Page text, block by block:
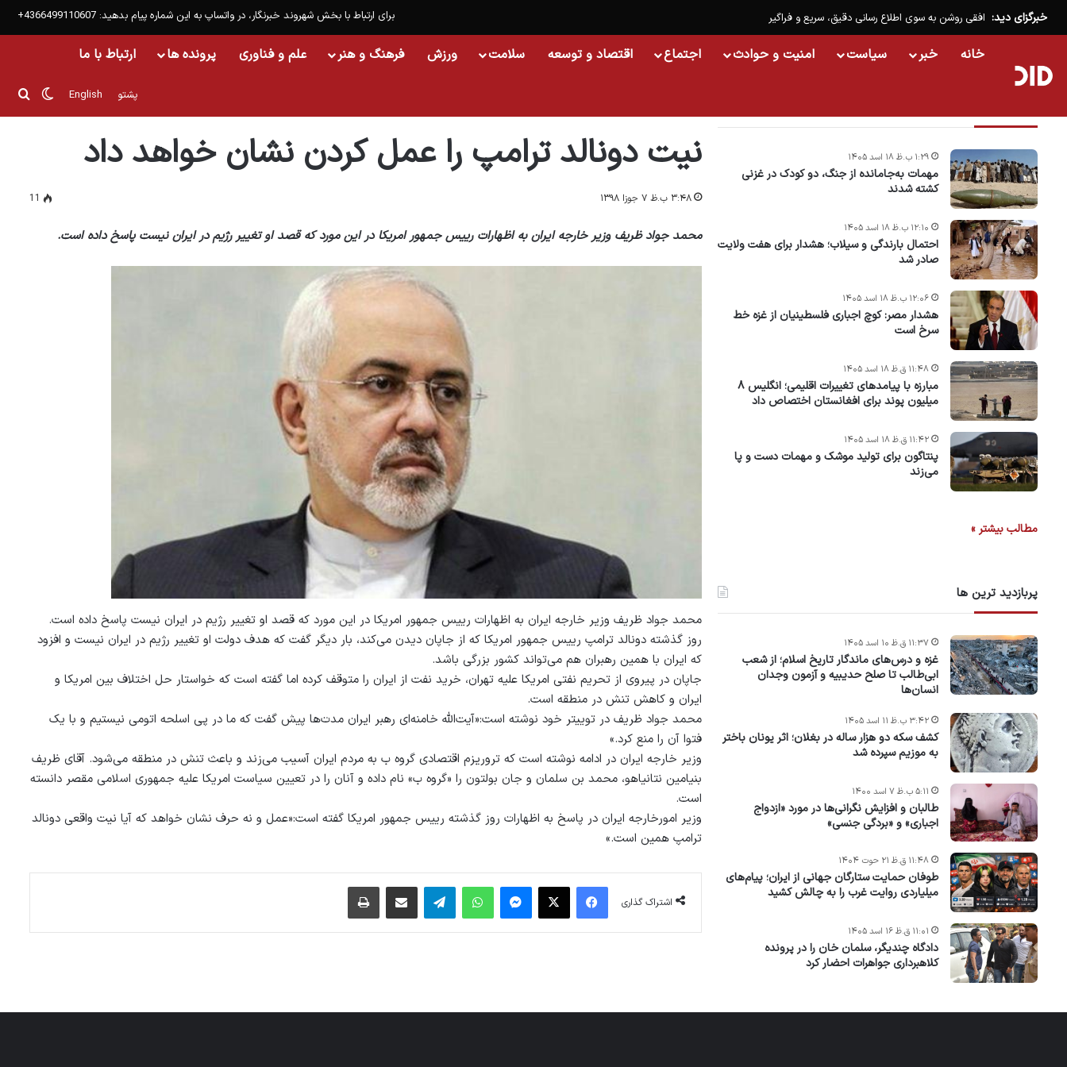
برای ارتباط با بخش شهروند خبرنگار، در واتساپ به این شماره پیام بدهید: 4366499110607+ خبرگزای دید: افقی روشن به سوی اطلاع رسانی دقیق، سریع و فراگیر
خانه خبر سیاست امنیت و حوادث اجتماع اقتصاد و توسعه سلامت ورزش فرهنگ و هنر علم و فناوری پرونده ها ارتباط با ما
English پشتو تغییر
نیت دونالد ترامپ را عمل کردن نشان خواهد داد
۳:۴۸ ب.ظ ۷ جوزا ۱۳۹۸ 11
محمد جواد ظریف وزیر خارجه ایران به اظهارات رییس جمهور امریکا در این مورد که قصد او تغییر رژیم در ایران نیست پاسخ داده است.
محمد جواد ظریف وزیر خارجه ایران به اظهارات رییس جمهور امریکا در این مورد که قصد او تغییر رژیم در ایران نیست پاسخ داده است.
روز گذشته دونالد ترامپ رییس جمهور امریکا که از جاپان دیدن می‌کند، بار دیگر گفت که هدف دولت او تغییر رژیم در ایران نیست و افزود
که ایران با همین رهبران هم می‌تواند کشور بزرگی باشد.
جاپان در پیروی از تحریم نفتی امریکا علیه تهران، خرید نفت از ایران را متوقف کرده اما گفته است که خواستار حل اختلاف بین امریکا و
ایران و کاهش تنش در منطقه است.
محمد جواد ظریف در توییتر خود نوشته است:«آیت‌الله خامنه‌ای رهبر ایران مدت‌ها پیش گفت که ما در پی اسلحه اتومی نیستیم و با یک
فتوا آن را منع کرد.»
وزیر خارجه ایران در ادامه نوشته است که تروریزم اقتصادی گروه ب به مردم ایران آسیب می‌زند و باعث تنش در منطقه می‌شود. آقای ظریف
بنیامین نتانیاهو، محمد بن سلمان و جان بولتون را «گروه ب» نام داده و آنان را در تعیین سیاست امریکا علیه جمهوری اسلامی مقصر دانسته
است.
وزیر امورخارجه ایران در پاسخ به اظهارات روز گذشته رییس جمهور امریکا گفته است:«عمل و نه حرف نشان خواهد که آیا نیت واقعی دونالد
ترامپ همین است.»
اشتراک گذاری
فیس بوک X پیام رسان واتس آپ تلگرام اشتراک گذاری از طریق ایمیل چاپ
مهمات به‌جامانده از جنگ، دو کودک در غزنی
کشته شدند
۱:۲۹ ب.ظ ۱۸ اسد ۱۴۰۵
احتمال بارندگی و سیلاب؛ هشدار برای هفت ولایت
صادر شد
۱۲:۱۰ ب.ظ ۱۸ اسد ۱۴۰۵
هشدار مصر: کوچ اجباری فلسطینیان از غزه خط
سرخ است
۱۲:۰۶ ب.ظ ۱۸ اسد ۱۴۰۵
مبارزه با پیامدهای تغییرات اقلیمی؛ انگلیس ۸
میلیون پوند برای افغانستان اختصاص داد
۱۱:۴۸ ق.ظ ۱۸ اسد ۱۴۰۵
پنتاگون برای تولید موشک و مهمات دست و پا
می‌زند
۱۱:۴۲ ق.ظ ۱۸ اسد ۱۴۰۵
مطالب بیشتر »
پربازدید ترین ها
غزه و درس‌های ماندگار تاریخ اسلام؛ از شعب
ابی‌طالب تا صلح حدیبیه و آزمون وجدان
انسان‌ها
۱۱:۳۷ ق.ظ ۱۰ اسد ۱۴۰۵
کشف سکه دو هزار ساله در بغلان؛ اثر یونان باختر
به موزیم سپرده شد
۳:۴۲ ب.ظ ۱۱ اسد ۱۴۰۵
طالبان و افزایش نگرانی‌ها در مورد «ازدواج
اجباری» و «بردگی جنسی»
۵:۱۱ ب.ظ ۷ اسد ۱۴۰۰
طوفان حمایت ستارگان جهانی از ایران؛ پیام‌های
میلیاردی روایت غرب را به چالش کشید
۱۱:۴۸ ق.ظ ۲۱ حوت ۱۴۰۴
دادگاه چندیگر، سلمان خان را در پرونده
کلاهبرداری جواهرات احضار کرد
۱۱:۰۱ ق.ظ ۱۶ اسد ۱۴۰۵